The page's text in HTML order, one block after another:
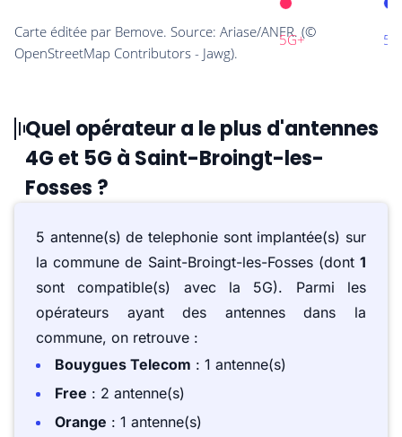
Quel opérateur a le plus d'antennes
4G et 5G à Saint-Broingt-les-
Fosses ?
5 antenne(s) de telephonie sont implantée(s) sur
la commune de Saint-Broingt-les-Fosses (dont 1
sont compatible(s) avec la 5G). Parmi les
opérateurs ayant des antennes dans la
commune, on retrouve :
Bouygues Telecom : 1 antenne(s)
Free : 2 antenne(s)
Orange : 1 antenne(s)